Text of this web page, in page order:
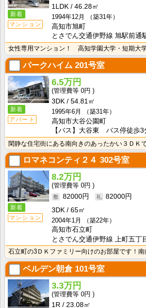
新着
マンション
1LDK
46.28㎡
1994年12月
（築31年）
高知市旭町
とさでん交通伊野線 旭駅前通
パークハイム 201号室
新着
アパート
6.5万円
0円
3DK
54.81㎡
1995年6月
（築31年）
高知市大谷公園町
【バス】大谷東 バス停徒歩3
ロマネコンティ２４ 302号室
新着
マンション
8.2万円
0円
82000円
82000円
3DK
65㎡
2004年1月
（築22年）
高知市石立町
とさでん交通伊野線 上町五丁
ベルデン朝倉101号室
3.3万円
0円
1R
23.08㎡